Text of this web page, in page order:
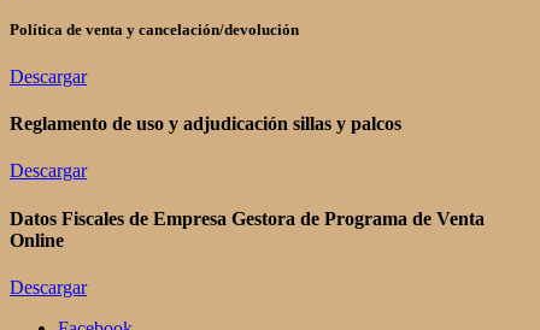
Política de venta y cancelación/devolución
Descargar
Reglamento de uso y adjudicación sillas y palcos
Descargar
Datos Fiscales de Empresa Gestora de Programa de Venta
Online
Descargar